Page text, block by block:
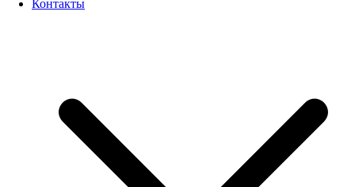
Контакты